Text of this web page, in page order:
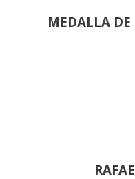
MEDALLA